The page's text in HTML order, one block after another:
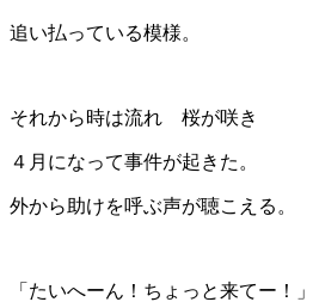
追い払っている模様。
それから時は流れ 桜が咲き
４月になって事件が起きた。
外から助けを呼ぶ声が聴こえる。
「たいへーん！ちょっと来てー！」